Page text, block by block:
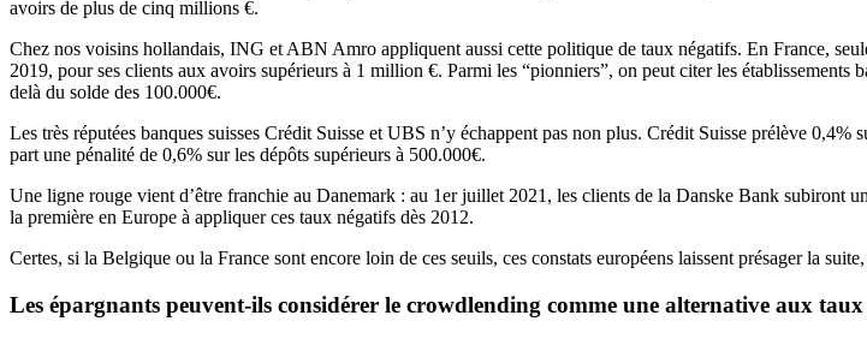
avoirs de plus de cinq millions €.
Chez nos voisins hollandais, ING et ABN Amro appliquent aussi cette politique de taux négatifs. En France,
2019, pour ses clients aux avoirs supérieurs à 1 million €. Parmi les “pionniers”, on peut citer les établissements
delà du solde des 100.000€.
Les très réputées banques suisses Crédit Suisse et UBS n’y échappent pas non plus. Crédit Suisse prélève
part une pénalité de 0,6% sur les dépôts supérieurs à 500.000€.
Une ligne rouge vient d’être franchie au Danemark : au 1er juillet 2021, les clients de la Danske Bank
la première en Europe à appliquer ces taux négatifs dès 2012.
Certes, si la Belgique ou la France sont encore loin de ces seuils, ces constats européens laissent présager la
Les épargnants peuvent-ils considérer le crowdlending comme une alternative aux taux